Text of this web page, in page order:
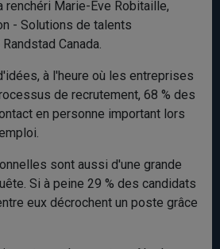
renchéri Marie-Eve Robitaille,
- Solutions de talents
Canada.
à l'heure où les entreprises
de recrutement, 68 % des
en personne important lors
sont aussi d'une grande
Si à peine 29 % des candidats
eux décrochent un poste grâce